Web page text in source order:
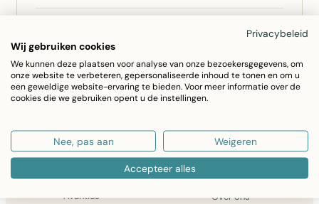
0252 –
793555ofstuur een bericht
op.
AVANTIUS
Avantius
INFORMATIE
Over ons
Privacybeleid
Wij gebruiken cookies
We kunnen deze plaatsen voor analyse van onze bezoekersgegevens, om
onze website te verbeteren, gepersonaliseerde inhoud te tonen en om u
een geweldige website-ervaring te bieden. Voor meer informatie over de
cookies die we gebruiken opent u de instellingen.
Nee, pas aan Weigeren
Accepteer alles